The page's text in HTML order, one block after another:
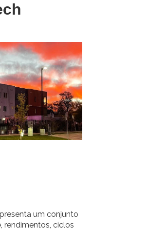
um conjunto
rendimentos, ciclos